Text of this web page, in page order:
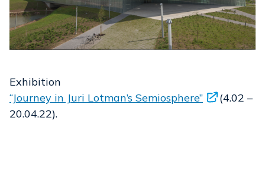
Exhibition
“Journey in Juri Lotman’s Semiosphere”
(4.02 –
20.04.22).